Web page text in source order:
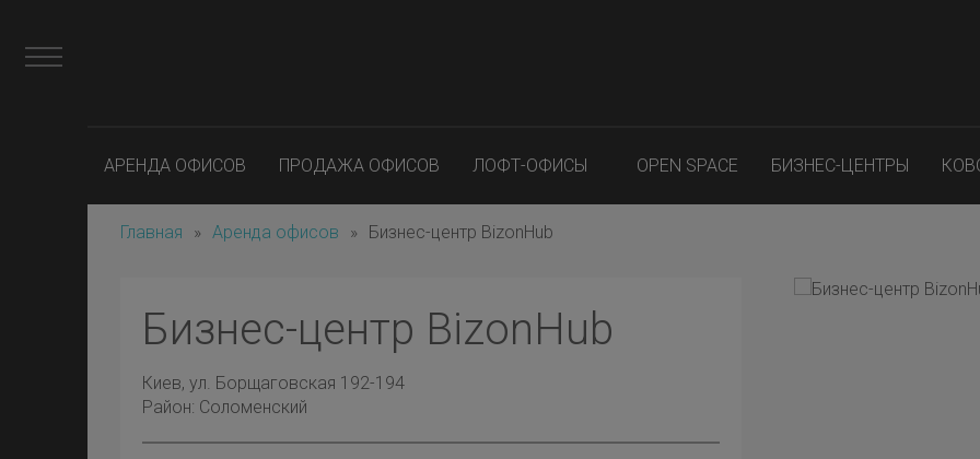
АРЕНДА ОФИСОВ ПРОДАЖА ОФИСОВ ЛОФТ-ОФИСЫ OPEN SPACE БИЗНЕС-ЦЕНТРЫ
Главная » Аренда офисов » Бизнес-центр BizonHub
Бизнес-центр BizonHub
Киев, ул. Борщаговская 192-194
Район: Соломенский